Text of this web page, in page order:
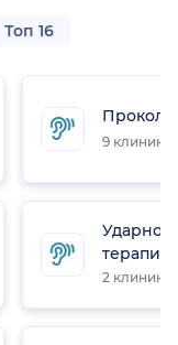
Топ 16
Прокол
9 клиник
Ударно-
терапия
2 клиники